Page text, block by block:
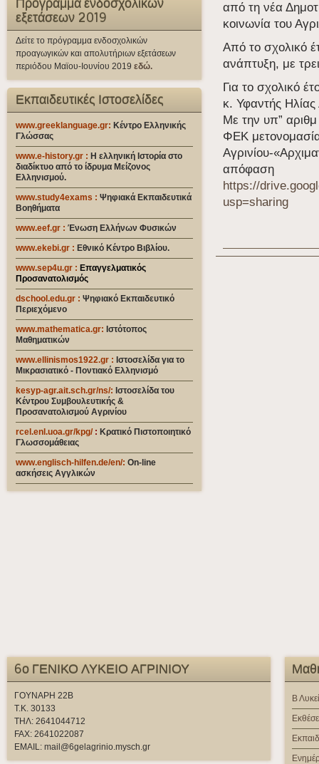
εξετάσεων 2019
Δείτε το πρόγραμμα ενδοσχολικών
προαγωγικών και απολυτήριων εξετάσεων
περιόδου Μαϊου-Ιουνίου 2019 εδώ.
Εκπαιδευτικές Ιστοσελίδες
www.greeklanguage.gr: Κέντρο Ελληνικής
Γλώσσας
www.e-history.gr : Η ελληνική Ιστορία στο
διαδίκτυο από το ίδρυμα Μείζονος
Ελληνισμού.
www.study4exams : Ψηφιακά Εκπαιδευτικά
Βοηθήματα
www.eef.gr : Ένωση Ελλήνων Φυσικών
www.ekebi.gr : Εθνικό Κέντρο Βιβλίου.
www.sep4u.gr : Επαγγελματικός
Προσανατολισμός
dschool.edu.gr : Ψηφιακό Εκπαιδευτικό
Περιεχόμενο
www.mathematica.gr: Ιστότοπος
Μαθηματικών
www.ellinismos1922.gr : Ιστοσελίδα για το
Μικρασιατικό - Ποντιακό Ελληνισμό
kesyp-agr.ait.sch.gr/ns/: Ιστοσελίδα του
Κέντρου Συμβουλευτικής &
Προσανατολισμού Αγρινίου
rcel.enl.uoa.gr/kpg/ : Κρατικό Πιστοποιητικό
Γλωσσομάθειας
www.englisch-hilfen.de/en/: On-line
ασκήσεις Αγγλικών
από τη νέα
κοινωνία του
Από το σχολικό
ανάπτυξη, με
Για το σχολικό
κ. Υφαντής Ηλίας
Με την υπ”
ΦΕΚ
Αγρινίου-
απόφαση
https://
usp=sharing
6ο ΓΕΝΙΚΟ ΛΥΚΕΙΟ ΑΓΡΙΝΙΟΥ
ΓΟΥΝΑΡΗ 22Β
Τ.Κ. 30133
ΤΗΛ: 2641044712
FAX: 2641022087
EMAIL: mail@6gelagrinio.mysch.gr
Β